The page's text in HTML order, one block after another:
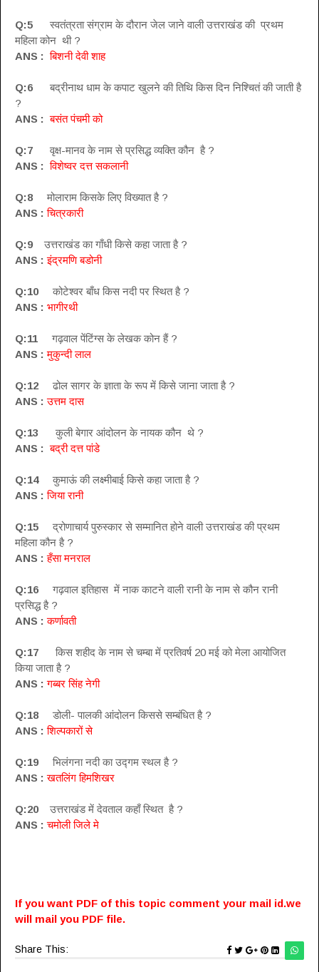
Q:5 स्वतंत्रता संग्राम के दौरान जेल जाने वाली उत्तराखंड की प्रथम
महिला कोन थी ?
ANS :बिशनी देवी शाह
Q:6 बद्रीनाथ धाम के कपाट खुलने की तिथि किस दिन निश्चितं की जाती है
?
ANS :बसंत पंचमी को
Q:7 वृक्ष-मानव के नाम से प्रसिद्ध व्यक्ति कौन है ?
ANS :विशेष्वर दत्त सकलानी
Q:8 मोलाराम किसके लिए विख्यात है ?
ANS :चित्रकारी
Q:9 उत्तराखंड का गाँधी किसे कहा जाता है ?
ANS :इंद्रमणि बडोनी
Q:10 कोटेश्वर बाँध किस नदी पर स्थित है ?
ANS : भागीरथी
Q:11 गढ़वाल पेंटिंग्स के लेखक कोन हैं ?
ANS :मुकुन्दी लाल
Q:12 ढोल सागर के ज्ञाता के रूप में किसे जाना जाता है ?
ANS :उत्तम दास
Q:13 कुली बेगार आंदोलन के नायक कौन थे ?
ANS :बद्री दत्त पांडे
Q:14 कुमाऊं की लक्ष्मीबाई किसे कहा जाता है ?
ANS :जिया रानी
Q:15 द्रोणाचार्य पुरुस्कार से सम्मानित होने वाली उत्तराखंड की प्रथम
महिला कौन है ?
ANS :हँसा मनराल
Q:16 गढ़वाल इतिहास में नाक काटने वाली रानी के नाम से कौन रानी
प्रसिद्ध है ?
ANS :कर्णावती
Q:17 किस शहीद के नाम से चम्बा में प्रतिवर्ष 20 मई को मेला आयोजित
किया जाता है ?
ANS :गब्बर सिंह नेगी
Q:18 डोली- पालकी आंदोलन किससे सम्बंधित है ?
ANS :शिल्पकारों से
Q:19 भिलंगना नदी का उद्गम स्थल है ?
ANS :खतलिंग हिमशिखर
Q:20 उत्तराखंड में देवताल कहाँ स्थित है ?
ANS :चमोली जिले मे
If you want PDF of this topic comment your mail id.we
will mail you PDF file.
Share This: